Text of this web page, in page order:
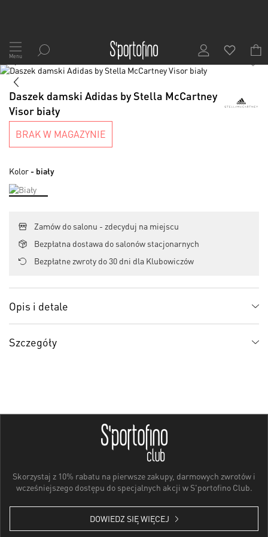
Przejdź
do
treści
Menu
Skip
the
end
images
gallery
1/7
Skip
the
beginning
images
Daszek damski Adidas by Stella McCartney
Visor biały
BRAK W MAGAZYNIE
Kolor - biały
Zamów do salonu - zdecyduj na miejscu
Bezpłatna dostawa do salonów stacjonarnych
Bezpłatne zwroty do 30 dni dla Klubowiczów
Opis i detale
Szczegóły
Skorzystaj z 10% rabatu na pierwsze zakupy, darmowych zwrotów i
wcześniejszego dostępu do specjalnych akcji w S'portofino Club.
DOWIEDZ SIĘ WIĘCEJ